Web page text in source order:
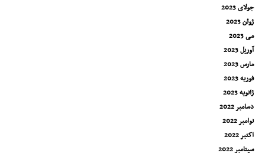
جولای 2023
ژوئن 2023
می 2023
آوریل 2023
مارس 2023
فوریه 2023
ژانویه 2023
دسامبر 2022
نوامبر 2022
اکتبر 2022
سپتامبر 2022